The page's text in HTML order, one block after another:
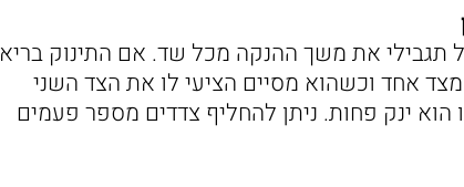
תגבילי את משך ההנקה מכל שד. אם התינוק בריא
מצד אחד וכשהוא מסיים הציעי לו את הצד השני
ינק פחות. ניתן להחליף צדדים מספר פעמים